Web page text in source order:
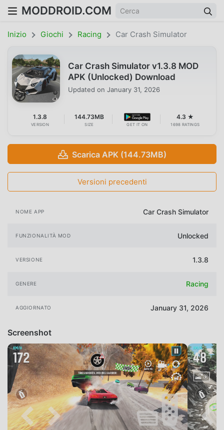
MODDROID.COM
Inizio Giochi Racing Car Crash Simulator
Car Crash Simulator v1.3.8 MOD
APK (Unlocked) Download
Updated on January 31, 2026
1.3.8
VERSION
144.73MB
SIZE GET IT ON
4.3 ★
1698 RATINGS
Scarica APK (144.73MB)
Versioni precedenti
NOME APP Car Crash Simulator
FUNZIONALITÀ MOD Unlocked
VERSIONE 1.3.8
GENERE Racing
AGGIORNATO January 31, 2026
Screenshot